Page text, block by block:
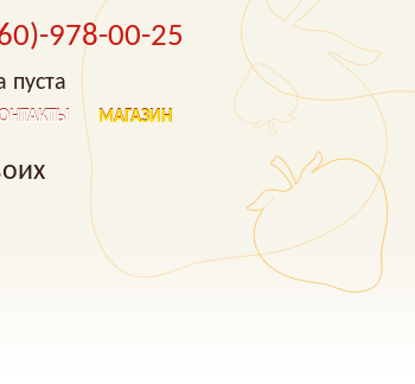
978-00-25
МАГАЗИН
пуста